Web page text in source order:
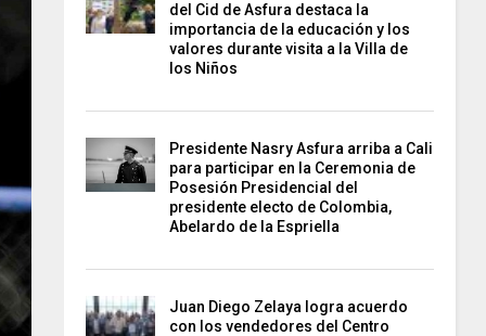
del Cid de Asfura destaca la
importancia de la educación y los
valores durante visita a la Villa de
los Niños
Presidente Nasry Asfura arriba a Cali
para participar en la Ceremonia de
Posesión Presidencial del
presidente electo de Colombia,
Abelardo de la Espriella
Juan Diego Zelaya logra acuerdo
con los vendedores del Centro